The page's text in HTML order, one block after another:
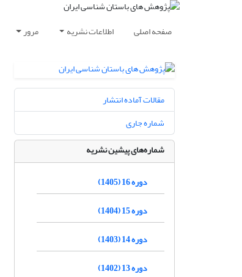
صفحه اصلی اطلاعات نشریه مرور
مقالات آماده انتشار
شماره جاری
شماره‌های پیشین نشریه
دوره 16 (1405)
دوره 15 (1404)
دوره 14 (1403)
دوره 13 (1402)